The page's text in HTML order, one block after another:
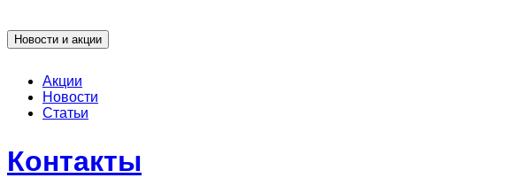
Новости и акции
Акции
Новости
Статьи
Контакты